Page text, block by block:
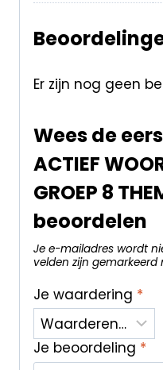
Er zijn nog geen
Wees de
ACTIEF
GROEP 8
beoordelen
Je e-mailadres wordt
velden zijn gemarkeerd
Je waardering *
Je beoordeling *